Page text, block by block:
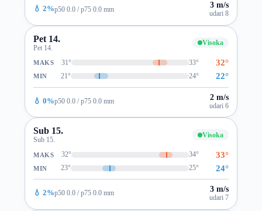
💧 2%p50 0.0 / p75 0.0 mm 3 m/s
udari 8
Pet 14.
Pet 14.
Visoka
MAKS 31° 33° 32°
MIN 21° 24° 22°
💧 0%p50 0.0 / p75 0.0 mm 2 m/s
udari 6
Sub 15.
Sub 15.
Visoka
MAKS 32° 34° 33°
MIN 23° 25° 24°
💧 2%p50 0.0 / p75 0.0 mm 3 m/s
udari 7